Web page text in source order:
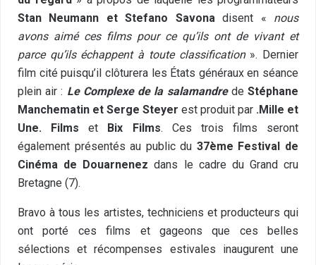
Stan Neumann et Stefano Savonadisent « nous
avons aimé ces films pour ce qu’ils ont de vivant et
parce qu’ils échappent à toute classification ». Dernier
film cité puisqu’il clôturera les États généraux en séance
plein air : Le Complexe de la salamandredeStéphane
Manchematin et Serge Steyer est produit par .Mille et
Une. Films et Bix Films. Ces trois films seront
également présentés au public du 37ème Festival de
Cinéma de Douarnenez dans le cadre du Grand cru
Bretagne (7).
Bravo à tous les artistes, techniciens et producteurs qui
ont porté ces films et gageons que ces belles
sélections et récompenses estivales inaugurent une